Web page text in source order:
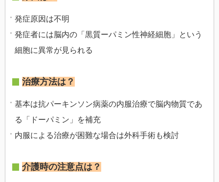
発症原因は不明
発症者には脳内の「 黒質ーパミン性神経細胞」という
細胞に異常が見られる
治療方法は？
基本は抗パーキンソン病薬の内服治療で脳内物質であ
る「ドーパミン」を補充
内服による治療が困難な場合は外科手術も検討
介護時の注意点は？